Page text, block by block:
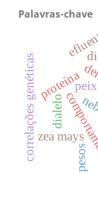
Palavras-chave
proteína
zea mays
correlações genéticas pesos
dialelo